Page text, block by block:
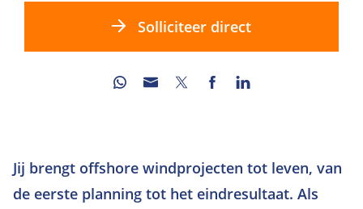
Solliciteer direct
Jij brengt offshore windprojecten tot leven, van
de eerste planning tot het eindresultaat. Als